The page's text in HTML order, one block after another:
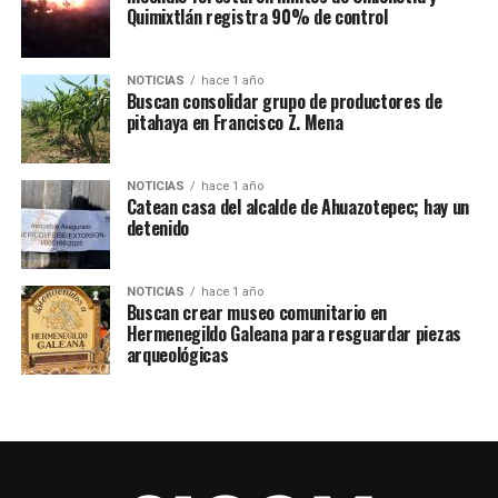
por cubrir para completar el pago a la empresa
Sin embargo, se mantiene como meta instalar la nueva
campana el próximo 24 de junio, fecha significativa para
la comunidad.
La realización de esta campana representa un esfuerzo
conjunto entre la parroquia y los fieles, quienes han
mostrado su entusiasmo y apoyo para devolver a su
tradición.
Cabe mencionar que la campana antigua fue bajada
debido a que tenía problemas en su sujeción y había
Quimixtlán registra 90% de control
NOTICIAS hace 1 año
Buscan consolidar grupo de productores de
pitahaya en Francisco Z. Mena
NOTICIAS hace 1 año
Catean casa del alcalde de Ahuazotepec; hay un
detenido
NOTICIAS hace 1 año
Buscan crear museo comunitario en
Hermenegildo Galeana para resguardar piezas
arqueológicas